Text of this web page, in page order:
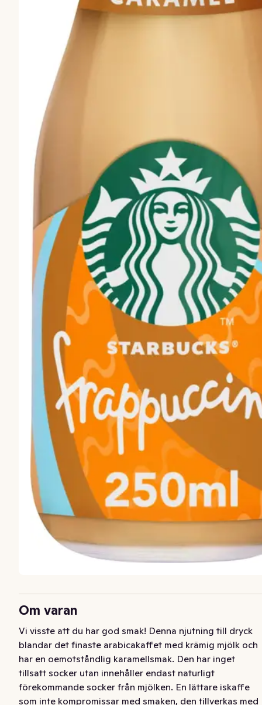
Om varan
Vi visste att du har god smak! Denna njutning till dryck
blandar det finaste arabicakaffet med krämig mjölk och
har en oemotståndlig karamellsmak. Den har inget
tillsatt socker utan innehåller endast naturligt
förekommande socker från mjölken. En lättare iskaffe
som inte kompromissar med smaken, den tillverkas med